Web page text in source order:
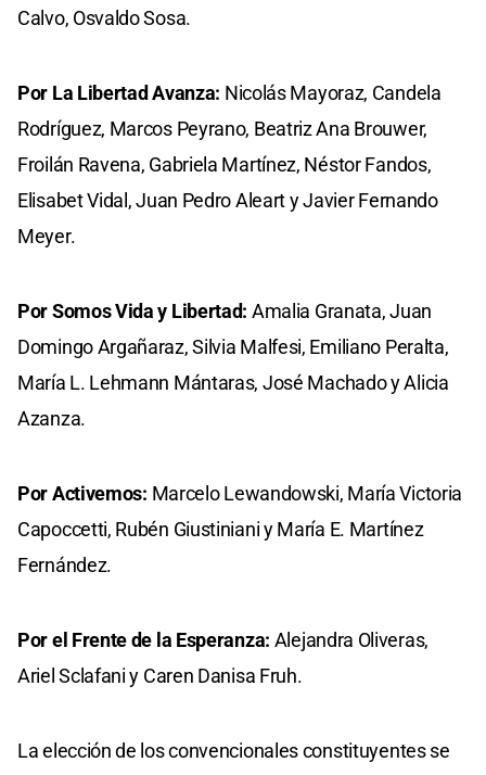
Calvo, Osvaldo Sosa.
Por La Libertad Avanza: Nicolás Mayoraz, Candela
Rodríguez, Marcos Peyrano, Beatriz Ana Brouwer,
Froilán Ravena, Gabriela Martínez, Néstor Fandos,
Elisabet Vidal, Juan Pedro Aleart y Javier Fernando
Meyer.
Por Somos Vida y Libertad: Amalia Granata, Juan
Domingo Argañaraz, Silvia Malfesi, Emiliano Peralta,
María L. Lehmann Mántaras, José Machado y Alicia
Azanza.
Por Activemos: Marcelo Lewandowski, María Victoria
Capoccetti, Rubén Giustiniani y María E. Martínez
Fernández.
Por el Frente de la Esperanza: Alejandra Oliveras,
Ariel Sclafani y Caren Danisa Fruh.
La elección de los convencionales constituyentes se